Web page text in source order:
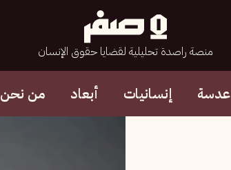
منصة راصدة تحليلية لقضايا حقوق الإنسان
عدسة إنسانيات أبعاد من نحن